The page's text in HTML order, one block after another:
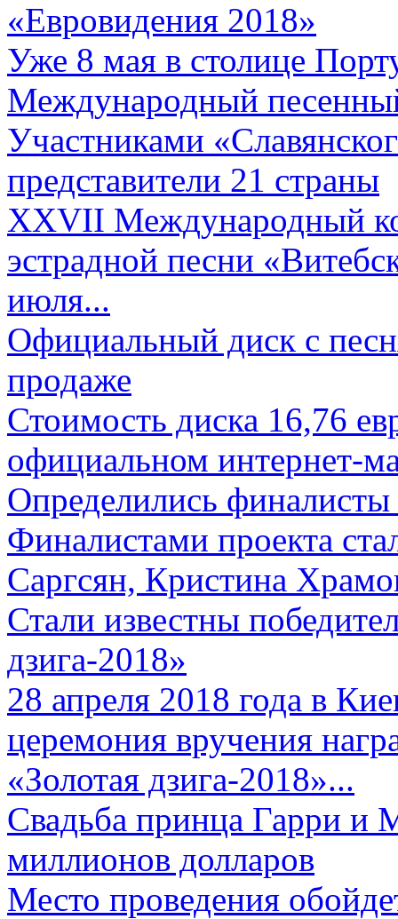
«Евровидения 2018»
Уже 8 мая в столице
Международный
Участниками
представители 21 страны
XXVII Международный
эстрадной песни
июля...
Официальный диск с
продаже
Стоимость диска 16,76
официальном интернет-
Определились
Финалистами проекта
Саргсян, Кристина
Стали известны
дзига-2018»
28 апреля 2018 года в
церемония вручения
«Золотая дзига-2018»...
Свадьба принца Гарри и
миллионов долларов
Место проведения